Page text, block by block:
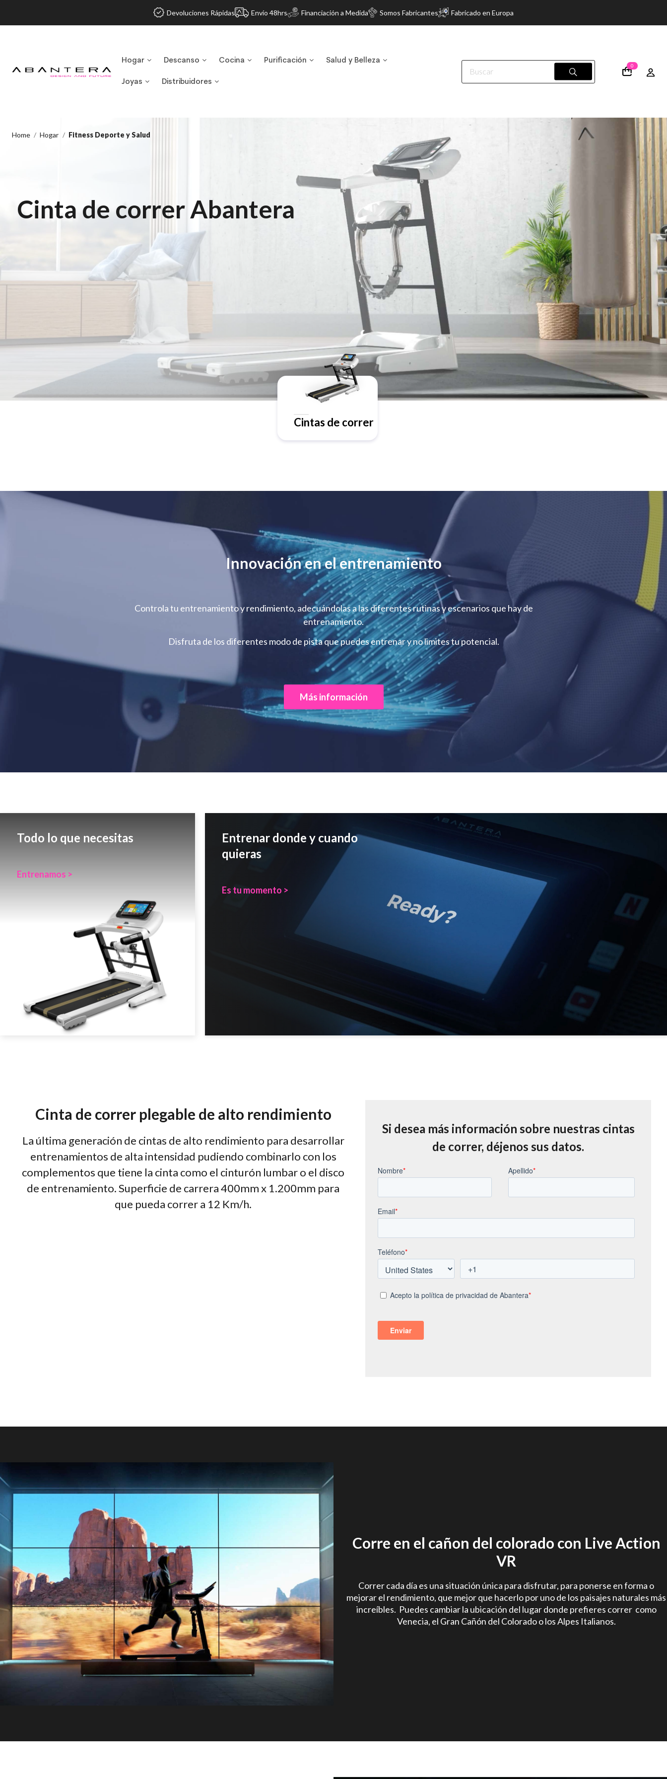
Devoluciones Rápidas Envío 48hrs Financiación a Medida Somos Fabricantes Fabricado en Europa
Hogar Descanso Cocina Purificación Salud y Belleza
Joyas Distribuidores
0
Home Hogar Fitness Deporte y Salud
Cinta de correr Abantera
Cintas de correr
Innovación en el entrenamiento
Controla tu entrenamiento y rendimiento, adecuándolas a las diferentes rutinas y escenarios que hay de
entrenamiento.
Disfruta de los diferentes modo de pista que puedes entrenar y no limites tu potencial.
Más información
Todo lo que necesitas
Entrenamos >
Entrenar donde y cuando
quieras
Es tu momento >
Cinta de correr plegable de alto rendimiento
La última generación de cintas de alto rendimiento para desarrollar
entrenamientos de alta intensidad pudiendo combinarlo con los
complementos que tiene la cinta como el cinturón lumbar o el disco
de entrenamiento. Superficie de carrera 400mm x 1.200mm para
que pueda correr a 12 Km/h.
Si desea más información sobre nuestras cintas
de correr, déjenos sus datos.
Corre en el cañon del colorado con Live Action
VR
Correr cada día es una situación única para disfrutar, para ponerse en forma o
mejorar el rendimiento, que mejor que hacerlo por uno de los paisajes naturales más
increíbles. Puedes cambiar la ubicación del lugar donde prefieres correr como
Venecia, el Gran Cañón del Colorado o los Alpes Italianos.